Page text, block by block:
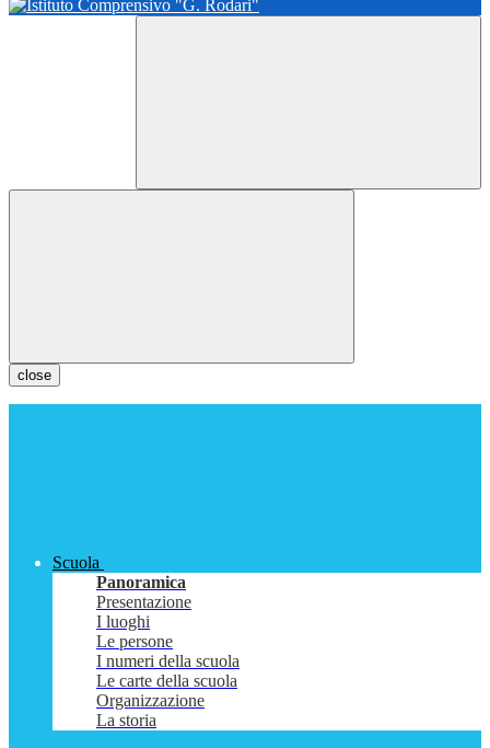
close
Scuola
Panoramica
Presentazione
I luoghi
Le persone
I numeri della scuola
Le carte della scuola
Organizzazione
La storia